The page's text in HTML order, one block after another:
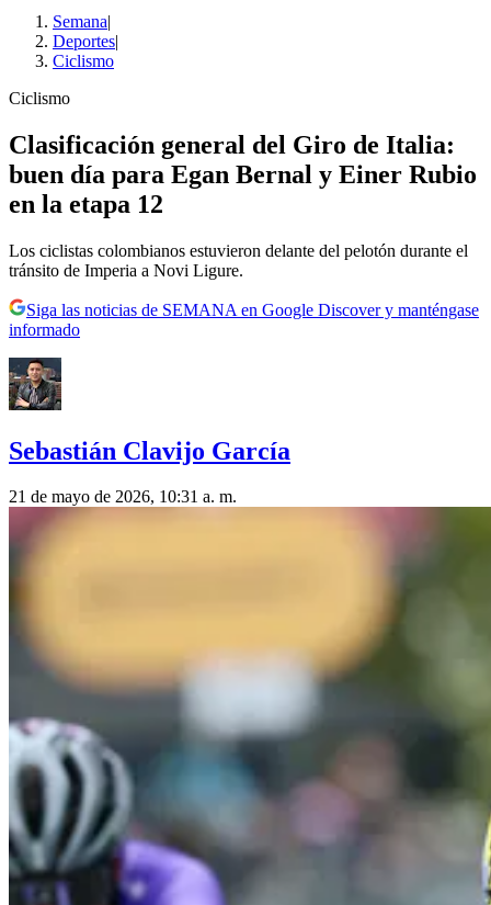
Semana|
Deportes|
Ciclismo
Ciclismo
Clasificación general del Giro de Italia:
buen día para Egan Bernal y Einer Rubio
en la etapa 12
Los ciclistas colombianos estuvieron delante del pelotón durante el
tránsito de Imperia a Novi Ligure.
Siga las noticias de SEMANA en Google Discover y manténgase
informado
Sebastián Clavijo García
21 de mayo de 2026, 10:31 a. m.